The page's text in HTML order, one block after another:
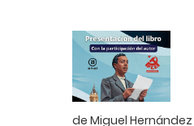
de Miguel Hernández